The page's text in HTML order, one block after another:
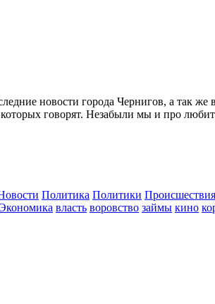
новости города Чернигов, а так
говорят. Незабыли мы и про
Политика Политики Происшествия
власть воровство займы кино